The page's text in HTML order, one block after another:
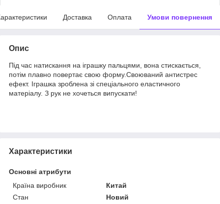
Доставка Оплата Умови повернення
Опис
Під час натискання на іграшку пальцями, вона стискається,
потім плавно повертає свою форму.Своюваний антистрес
ефект. Іграшка зроблена зі спеціального еластичного
матеріалу. З рук не хочеться випускати!
Характеристики
Основні атрибути
Країна виробник
Китай
Стан
Новий